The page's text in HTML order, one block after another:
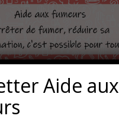
Aide aux